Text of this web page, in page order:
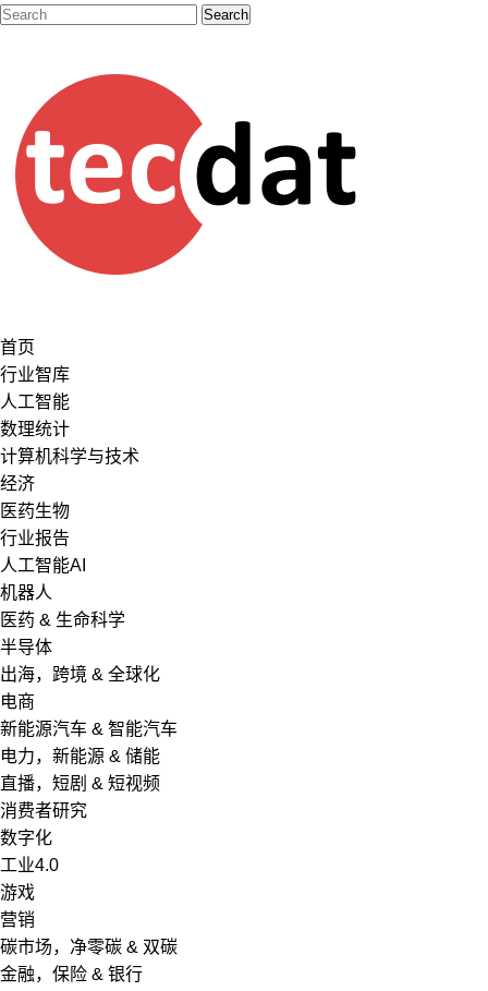
首页
行业智库
人工智能
数理统计
计算机科学与技术
经济
医药生物
行业报告
人工智能AI
机器人
医药 & 生命科学
半导体
出海，跨境 & 全球化
电商
新能源汽车 & 智能汽车
电力，新能源 & 储能
直播，短剧 & 短视频
消费者研究
数字化
工业4.0
游戏
营销
碳市场，净零碳 & 双碳
金融，保险 & 银行